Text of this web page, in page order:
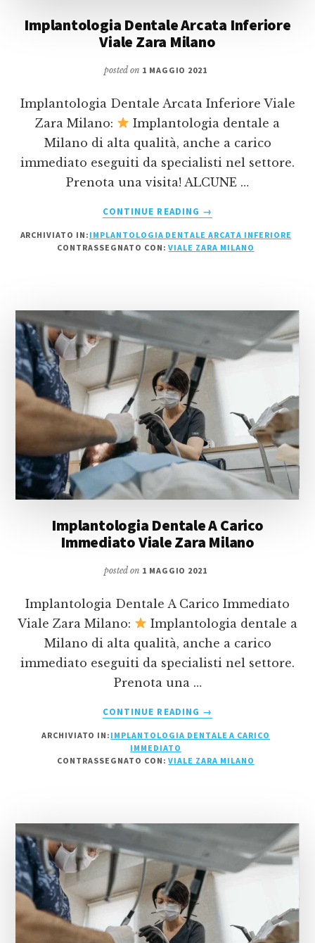
Implantologia Dentale Arcata Inferiore
Viale Zara Milano
posted on 1 MAGGIO 2021
Implantologia Dentale Arcata Inferiore Viale
Zara Milano:
Implantologia dentale a
Milano di alta qualità, anche a carico
immediato eseguiti da specialisti nel settore.
Prenota una visita! ALCUNE …
CONTINUE READING
INFOIMPLANTOLOGIA
ARCATA
INFERIORE
→
ARCHIVIATO IN: IMPLANTOLOGIA DENTALE ARCATA INFERIORE
CONTRASSEGNATO CON:VIALE ZARA MILANO
Implantologia Dentale A Carico
Immediato Viale Zara Milano
posted on 1 MAGGIO 2021
Implantologia Dentale A Carico Immediato
Viale Zara Milano:
Implantologia dentale a
Milano di alta qualità, anche a carico
immediato eseguiti da specialisti nel settore.
Prenota una …
CONTINUE READING
INFOIMPLANTOLOGIA
A
→
ARCHIVIATO IN: IMPLANTOLOGIA DENTALE A CARICO
IMMEDIATO
CONTRASSEGNATO CON:VIALE ZARA MILANO